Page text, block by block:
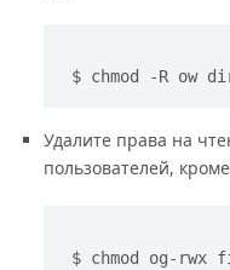
chmod -R ow
Удалите права на
пользователей,
chmod og-rwx